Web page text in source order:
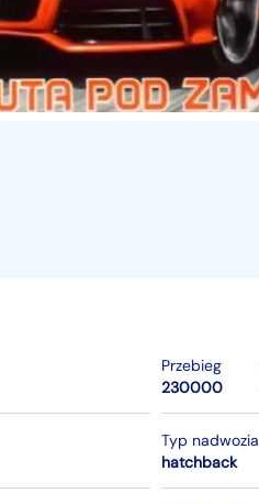
Przebieg
230000
Typ nadwozia
hatchback